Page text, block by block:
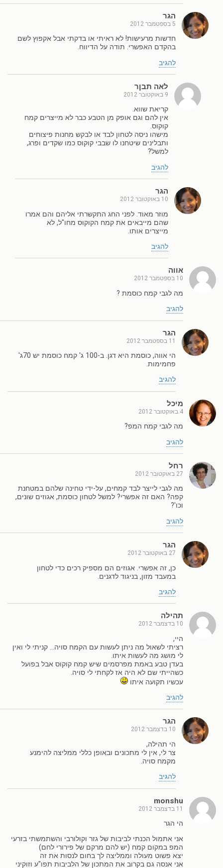
הגר
5 בספטמבר 2012
חדשות מרעישות! לא ראיתי או בדקתי אבל אקפוץ לשם
בהקדם האפשרי. תודה על הדיווח.
להגיב
לאה תבןר
9 באוקטובר 2012
קריאת שווא.
אין להם וגם אופק מן הטבע כבר לא מייצרים קמח
קוקוס.
מישהו ניסה לטחון לבד או לבקש מחנות פיצוחים
ותבלינים שיטחנו לו שבבי קוקוס כמו שקדים ופרג,
למשל?
להגיב
הגר
10 באוקטובר 2012
מוזר מאוד. לפני החג התקשרתי אליהם והם אמרו
שהם מייבאים את קמח הקוקוס מחו"ל, לא
מייצרים אותו.
להגיב
אווה
10 בספטמבר 2012
מה לגבי קמח כוסמת ?
להגיב
הגר
11 בספטמבר 2012
הי אווה, כוסמת היא דגן. ב-100 ג' קמח כוסמת יש 70ג'
פחמימות.
להגיב
מיכל
4 באוקטובר 2012
מה לגבי קמח המפ?
להגיב
רחל
27 באוקטובר 2012
מה לגבי לייצר לבד קמחים, על-ידי טחינה שלהם במטחנת
קפה? האם זה אפשרי? למשל לטחון כוסמת, אגוזים שונים,
וכו'?
להגיב
הגר
27 באוקטובר 2012
כן, זה אפשרי. אגוזים הם מספיק רכים כדי לטחון
במעבד מזון, בניגוד לדגנים.
להגיב
תהילה
10 בדצמבר 2012
היי,
רציתי לשאול מה ניתן לעשות עם הקמח סויה… קניתי לי ואין
לי מושג מה לעשות איתו.
בעדן טבע באמת מפרסמים שיש קמח קוקוס אבל בפועל
כשהייתי שם לא היה אז לקחתי לי סויה.
עכשיו תקועה איתו
להגיב
הגר
10 בדצמבר 2012
הי תהילה,
צר לי, אין לי מתכונים ובאופן כללי ממליצה להימנע
מקמח סויה.
להגיב
monshu
11 בדצמבר 2012
הי הגר
אני אתמול הכנתי לביבות של גזר וקולורבי והשתמשתי בזרעי
המפ במקום קמח (יש להם מרקם של פירורי לחם)
יצא פשוט מעולה וממליצה לך בחום לנסות את זה
אני אנסה גם בקרוב את המתכון של הלביבות תפו"ע וזוקיני